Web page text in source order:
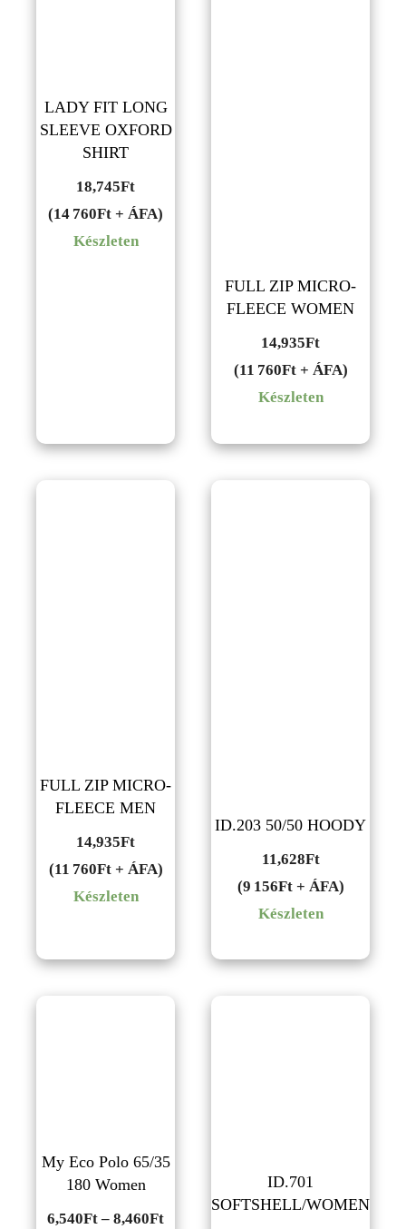
LADY FIT LONG
SLEEVE OXFORD
SHIRT
18,745Ft
(14 760Ft + ÁFA)
Készleten
FULL ZIP MICRO-
FLEECE WOMEN
14,935Ft
(11 760Ft + ÁFA)
Készleten
FULL ZIP MICRO-
FLEECE MEN
14,935Ft
(11 760Ft + ÁFA)
Készleten
ID.203 50/50 HOODY
11,628Ft
(9 156Ft + ÁFA)
Készleten
My Eco Polo 65/35
180 Women
6,540Ft – 8,460FtÁrtartomány:
ID.701
SOFTSHELL/WOMEN